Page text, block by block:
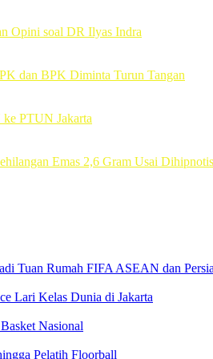
Opini soal DR Ilyas Indra
dan BPK Diminta Turun Tangan
PTUN Jakarta
Emas 2,6 Gram Usai Dihipnotis
Tuan Rumah FIFA ASEAN dan
Lari Kelas Dunia di Jakarta
Nasional
Pelatih Floorball